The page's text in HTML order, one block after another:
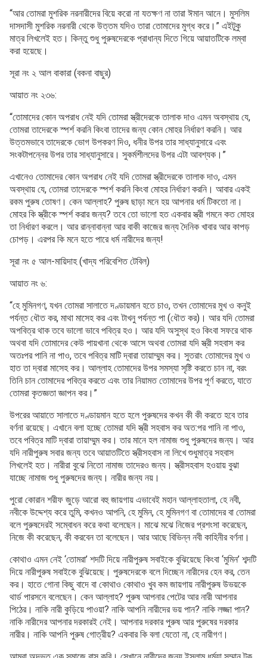
“আর তোমরা মুশরিক নরনারীদের বিয়ে করো না যতক্ষণ না তারা ঈমান আনে। মুসলিম
দাসদাসী মুশরিক নরনারী থেকে উত্তম যদিও তারা তোমাদের মুগ্ধ করে।” এইটুকু
মাত্র লিখলেই হত। কিন্তু শুধু পুরুষদেরকে প্রাধান্য দিতে গিয়ে আয়াতটিকে লম্বা
করা হয়েছে।
সূরা নং ২ আল বাকারা (বকনা বাছুর)
আয়াত নং ২৩৬:
“তোমাদের কোন অপরাধ নেই যদি তোমরা স্ত্রীদেরকে তালাক দাও এমন অবস্থায় যে,
তোমরা তাদেরকে স্পর্শ করনি কিংবা তাদের জন্য কোন মোহর নির্ধারণ করনি। আর
উত্তমভাবে তাদেরকে ভোগ উপকরণ দিও, ধনীর উপর তার সাধ্যানুসারে এবং
সংকটাপন্নের উপর তার সাধ্যানুসারে। সুকর্মশীলদের উপর এটা আবশ্যক।”
এখানেও তোমাদের কোন অপরাধ নেই যদি তোমরা স্ত্রীদেরকে তালাক দাও, এমন
অবস্থায় যে, তোমরা তাদেরকে স্পর্শ করনি কিংবা মোহর নির্ধারণ করনি। আবার একই
রকম পুরুষ তোষণ। কেন আল্লাহ? পুরুষ ছাড়া মনে হয় আপনার ধর্ম টিকতো না।
মোহর কি স্ত্রীকে স্পর্শ করার জন্য? তবে তো ভালো হত একবার স্ত্রী গমনে কত মোহর
তা নির্ধারণ করলে। আর রান্নাবান্না আর বাকী কাজের জন্য দৈনিক খাবার আর কাপড়
চোপড়। এরপর কি মনে হতে পারে ধর্ম নারীদের জন্য!
সূরা নং ৫ আল-মায়িদাহ (খাদ্য পরিবেশিত টেবিল)
আয়াত নং ৬:
“হে মুমিনগণ, যখন তোমরা সালাতে দণ্ডায়মান হতে চাও, তখন তোমাদের মুখ ও কনুই
পর্যন্ত ধৌত কর, মাথা মাসেহ কর এবং টাখনু পর্যন্ত পা (ধৌত কর)। আর যদি তোমরা
অপবিত্র থাক তবে ভালো ভাবে পবিত্র হও। আর যদি অসুস্থ হও কিংবা সফরে থাক
অথবা যদি তোমাদের কেউ পায়খানা থেকে আসে অথবা তোমরা যদি স্ত্রী সহবাস কর
অতঃপর পানি না পাও, তবে পবিত্র মাটি দ্বারা তায়াম্মুম কর। সুতরাং তোমাদের মুখ ও
হাত তা দ্বারা মাসেহ কর। আল্লাহ তোমাদের উপর সমস্যা সৃষ্টি করতে চান না, বরং
তিনি চান তোমাদের পবিত্র করতে এবং তার নিয়ামত তোমাদের উপর পূর্ণ করতে, যাতে
তোমরা কৃতজ্ঞতা জ্ঞাপন কর।”
উপরের আয়াতে সালাতে দণ্ডায়মান হতে হলে পুরুষদের কখন কী কী করতে হবে তার
বর্ণনা রয়েছে। এখানে বলা হচ্ছে তোমরা যদি স্ত্রী সহবাস কর অত:পর পানি না পাও,
তবে পবিত্র মাটি দ্বারা তায়াম্মুম কর। তার মানে হল নামাজ শুধু পুরুষদের জন্য। আর
যদি নারীপুরুষ সবার জন্য তবে আয়াতটিতে স্ত্রীসহবাস না লিখে শুধুমাত্র সহবাস
লিখলেই হত। নারীরা বুঝে নিতো নামাজ তাদেরও জন্য। স্ত্রীসহবাস হওয়ায় বুঝা
যাচ্ছে নামাজ শুধু পুরুষদের জন্য। নারীর জন্য নয়।
পুরো কোরান শরীফ জুড়ে আরো বহু জায়গায় এভাবেই মহান আল্লাহতালা, হে নবী,
নবীকে উদ্দেশ্য করে তুমি, কখনও আপনি, হে মুমিন, হে মুমিনগণ বা তোমাদের বা তোমরা
বলে পুরুষদেরই সম্বোধন করে কথা বলেছেন। মাঝে মঝে নিজের প্রশংসা করেছেন,
নিজে কী করেছেন, কী করবেন তা বলেছেন। আর আছে বিভিন্ন নবী কাহিনীর বর্ণনা।
কোথাও এমন নেই ‘তোমরা’ শদটি দিয়ে নারীপুরুষ সবাইকে বুঝিয়েছে কিংবা ‘মুমিন’ শব্দটি
দিয়ে নারীপুরুষ সবাইকে বুঝিয়েছে। পুরুষদেরকে বলে দিচ্ছেন নারীদের হেন কর, তেন
কর। হাতে গোনা কিছু বাদে বা কোথাও কোথাও খুব কম জায়গায় নারীপুরুষ উভয়কে
থার্ড পারসনে বলেছেন। কেন আল্লাহ? পুরুষ আপনার পেটের আর নারী আপনার
পিঠের। নাকি নারী কুড়িয়ে পাওয়া? নাকি আপনি নারীদের ভয় পান? নাকি লজ্জা পান?
নাকি নারীদের আপনার দরকারই নেই। আপনার দরকার পুরুষ আর পুরুষের দরকার
নারীর। নাকি আপনি পুরুষ গোত্রীয়? একবার কি বলা যেতো না, হে নারীগণ।